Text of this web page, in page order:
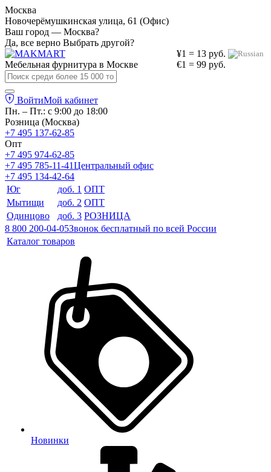
Москва
Новочерёмушкинская улица, 61 (Офис)
Ваш город — Москва?
Да, все верно Выбрать другой?
¥1 = 13 руб.
€1 = 99 руб.
Мебельная фурнитура в Москве
ВойтиМой кабинет
Пн. – Пт.: с 9:00 до 18:00
Розница (Москва)
+7 495 137-62-85
Опт
+7 495 974-62-85
+7 495 785-11-41Центральный офис
+7 495 134-42-64
Юг
доб. 1 ОПТ
Мытищи
доб. 2 ОПТ
Одинцово
доб. 3 РОЗНИЦА
8 800 200-04-05Звонок бесплатный по всей России
Каталог товаров
Новинки